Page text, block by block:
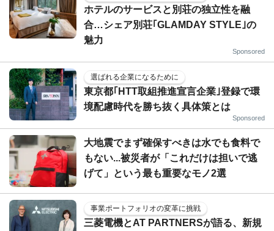
ホテルのサービスと別荘の独立性を融
合…シェア別荘｢GLAMDAY STYLE｣の
魅力
Sponsored
選ばれる企業になるために
東京都｢HTT取組推進宣言企業｣登録で環
境配慮時代を勝ち抜く具体策とは
Sponsored
大地震でまず確保すべきは水でも食料で
もない...被災者が「これだけは担いで逃
げて」という最も重要なモノ2選
事業ポートフォリオの変革に挑戦
三菱電機とAT PARTNERSが語る、新規